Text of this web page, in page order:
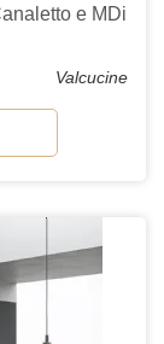
e MDi
Valcucine